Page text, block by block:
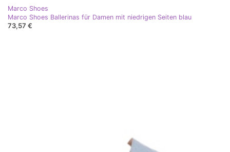
Marco Shoes
Marco Shoes Ballerinas für Damen mit niedrigen Seiten blau
73,57 €